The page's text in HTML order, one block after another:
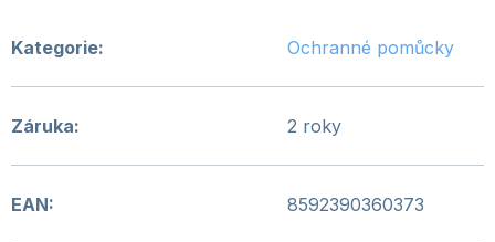
Kategorie: Ochranné pomůcky
Záruka: 2 roky
EAN: 8592390360373